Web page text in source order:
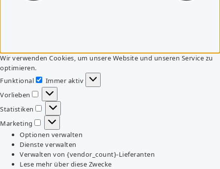
Wir verwenden Cookies, um unsere Website und unseren Service zu
optimieren.
Funktional
Funktional
Immer aktiv
Vorlieben
Vorlieben
Statistiken
Statistiken
Marketing
Marketing
Optionen verwalten
Dienste verwalten
Verwalten von {vendor_count}-Lieferanten
Lese mehr über diese Zwecke